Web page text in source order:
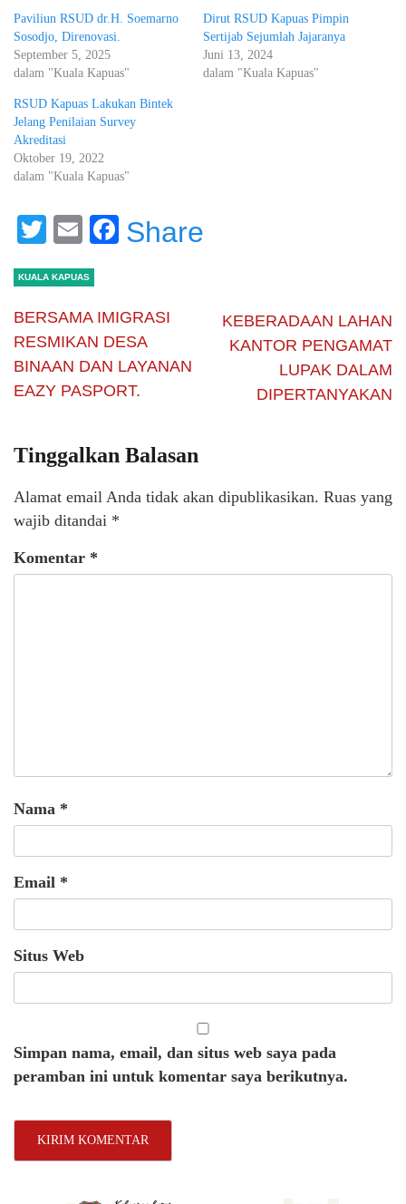
Paviliun RSUD dr.H. Soemarno
Sosodjo, Direnovasi.
September 5, 2025
dalam "Kuala Kapuas"
Dirut RSUD Kapuas Pimpin
Sertijab Sejumlah Jajaranya
Juni 13, 2024
dalam "Kuala Kapuas"
RSUD Kapuas Lakukan Bintek
Jelang Penilaian Survey
Akreditasi
Oktober 19, 2022
dalam "Kuala Kapuas"
Twitter
EmailFacebook
Share
KUALA KAPUAS
BERSAMA IMIGRASI
RESMIKAN DESA
BINAAN DAN LAYANAN
EAZY PASPORT.
KEBERADAAN LAHAN
KANTOR PENGAMAT
LUPAK DALAM
DIPERTANYAKAN
Tinggalkan Balasan
Alamat email Anda tidak akan dipublikasikan. Ruas yang
wajib ditandai *
Komentar *
Nama *
Email *
Situs Web
Simpan nama, email, dan situs web saya pada
peramban ini untuk komentar saya berikutnya.